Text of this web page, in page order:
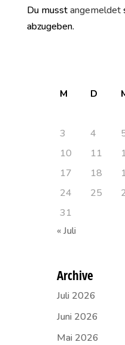
Du musstangemeldet
abzugeben.
M D
3
4
10
11
17
18
24
25
31
« Juli
Archive
Juli 2026
Juni 2026
Mai 2026